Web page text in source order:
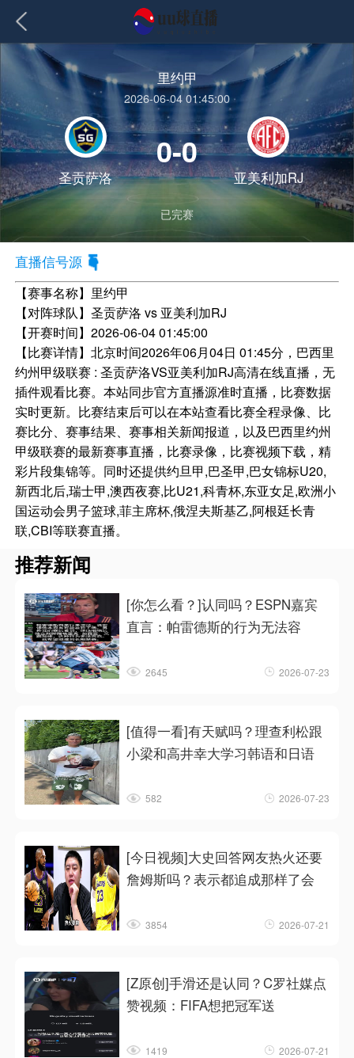
里约甲
2026-06-04 01:45:00
圣贡萨洛
0-0
亚美利加RJ
已完赛
直播信号源
【赛事名称】 里约甲
【对阵球队】圣贡萨洛 vs 亚美利加RJ
【开赛时间】2026-06-04 01:45:00
【比赛详情】北京时间2026年06月04日 01:45分，巴西里
约州甲级联赛 : 圣贡萨洛VS亚美利加RJ高清在线直播，无
插件观看比赛。本站同步官方直播源准时直播，比赛数据
实时更新。比赛结束后可以在本站查看比赛全程录像、比
赛比分、赛事结果、赛事相关新闻报道，以及巴西里约州
甲级联赛的最新赛事直播，比赛录像，比赛视频下载，精
彩片段集锦等。同时还提供约旦甲,巴圣甲,巴女锦标U20,
新西北后,瑞士甲,澳西夜赛,比U21,科青杯,东亚女足,欧洲小
国运动会男子篮球,菲主席杯,俄涅夫斯基乙,阿根廷长青
联,CBI等联赛直播。
推荐新闻
[你怎么看？]认同吗？ESPN嘉宾
直言：帕雷德斯的行为无法容
2645 2026-07-23
[值得一看]有天赋吗？理查利松跟
小梁和高井幸大学习韩语和日语
582 2026-07-23
[今日视频]大史回答网友热火还要
詹姆斯吗？表示都追成那样了会
3854 2026-07-21
[Z原创]手滑还是认同？C罗社媒点
赞视频：FIFA想把冠军送
1419 2026-07-21